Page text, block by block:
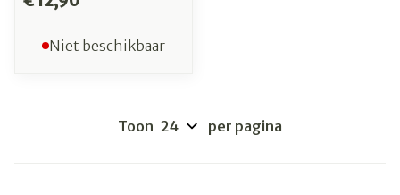
Niet beschikbaar
Toon per pagina